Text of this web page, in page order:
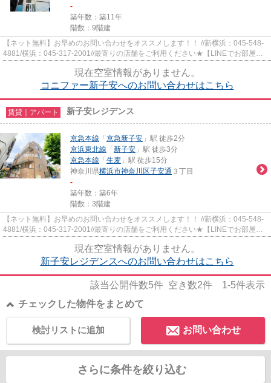
-
築年数：築11年
階数：9階建
【ネット無料】お早めのお問い合わせをオススメします！！ //新横浜：045-548-
4881/横浜：045-317-2001//最寄りの店舗をご利用ください★【LINEでお部屋探
現在空室情報がありません。
コニファー新子安へのお問い合わせはこちら
賃貸｜アパート 新子安レジデンス
京急本線 「 京急新子安 」駅 徒歩2分
京浜東北線 「 新子安 」駅 徒歩3分
京急本線 「 生麦 」駅 徒歩15分
神奈川県横浜市神奈川区子安通 ３丁目
-
築年数：築6年
階数：3階建
【ネット無料】お早めのお問い合わせをオススメします！！ //新横浜：045-548-
4881/横浜：045-317-2001//最寄りの店舗をご利用ください★【LINEでお部屋探
現在空室情報がありません。
新子安レジデンスへのお問い合わせはこちら
該当公開件数5件 空き数2件 1-5件表示
チェックした物件をまとめて
お問い合わせ
検討リストに追加
さらに条件を絞り込む